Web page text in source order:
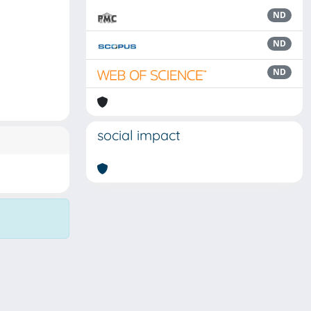
ND
ND
ND
social impact